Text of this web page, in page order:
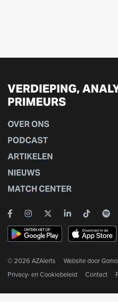
VERDIEPING,
PRIMEURS
OVER ONS
PODCAST
ARTIKELEN
NIEUWS
MATCH CENTER
© 2026 AZAlerts Website door
Privacy- en Cookiebeleid
Contact